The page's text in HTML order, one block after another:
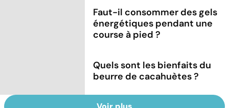
Faut-il consommer des gels
énergétiques pendant une
course à pied ?
Quels sont les bienfaits du
beurre de cacahuètes ?